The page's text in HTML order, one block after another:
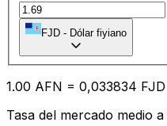
FJD - Dólar fiyiano
1.00 AFN = 0,033834 FJD
Tasa del mercado medio a